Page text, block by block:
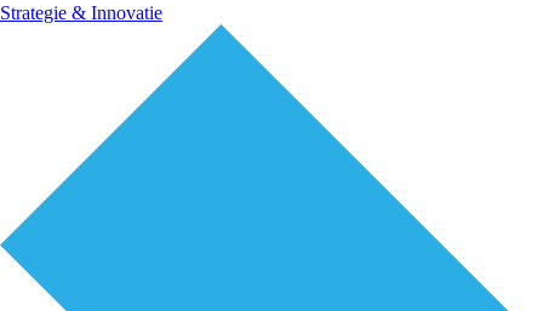
Strategie & Innovatie